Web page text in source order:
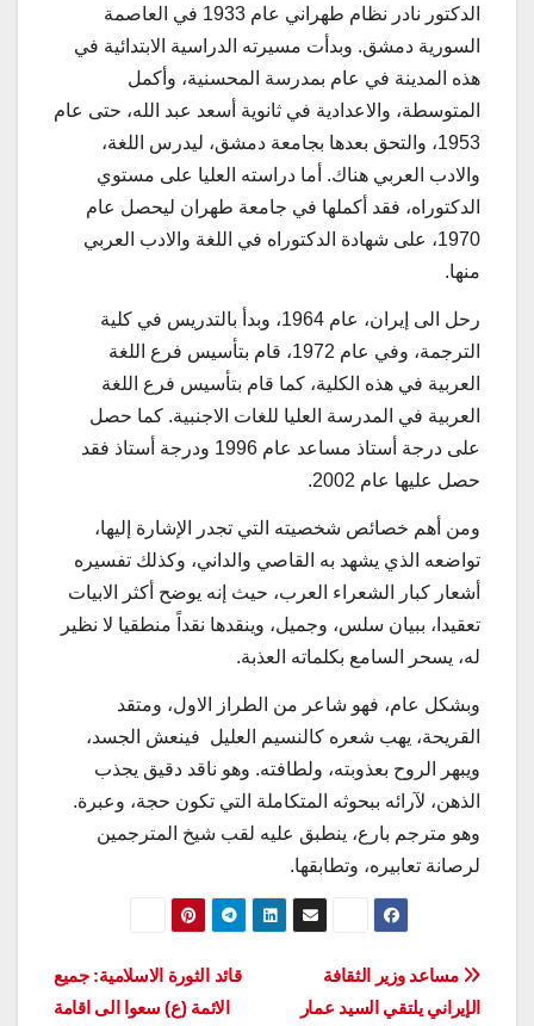
الدكتور نادر نظام طهراني عام 1933 في العاصمة
السورية دمشق. وبدأت مسيرته الدراسية الابتدائية في
هذه المدينة في عام بمدرسة المحسنية، وأكمل
المتوسطة، والاعدادية في ثانوية أسعد عبد الله، حتى عام
1953، والتحق بعدها بجامعة دمشق، ليدرس اللغة،
والادب العربي هناك. أما دراسته العليا على مستوي
الدكتوراه، فقد أكملها في جامعة طهران ليحصل عام
1970، على شهادة الدكتوراه في اللغة والادب العربي
منها.
رحل الى إيران، عام 1964، وبدأ بالتدريس في كلية
الترجمة، وفي عام 1972، قام بتأسيس فرع اللغة
العربية في هذه الكلية، كما قام بتأسيس فرع اللغة
العربية في المدرسة العليا للغات الاجنبية. كما حصل
على درجة أستاذ مساعد عام 1996 ودرجة أستاذ فقد
حصل عليها عام 2002.
ومن أهم خصائص شخصيته التي تجدر الإشارة إليها،
تواضعه الذي يشهد به القاصي والداني، وكذلك تفسيره
أشعار كبار الشعراء العرب، حيث إنه يوضح أكثر الابيات
تعقيدا، ببيان سلس، وجميل، وينقدها نقداً منطقيا لا نظير
له، يسحر السامع بكلماته العذبة.
وبشكل عام، فهو شاعر من الطراز الاول، ومتقد
القريحة، يهب شعره كالنسيم العليل فينعش الجسد،
ويبهر الروح بعذوبته، ولطافته. وهو ناقد دقيق يجذب
الذهن، لآرائه ببحوثه المتكاملة التي تكون حجة، وعبرة.
وهو مترجم بارع، ينطبق عليه لقب شيخ المترجمين
لرصانة تعابيره، وتطابقها.
تصفّح
قائد الثورة الاسلامية: جميع
الائمة (ع) سعوا الى اقامة
مساعد وزير الثقافة
الإيراني يلتقي السيد عمار